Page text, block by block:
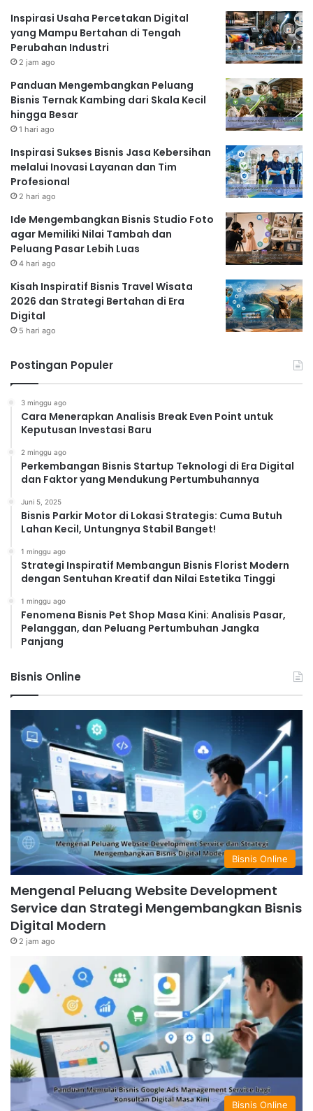
Inspirasi Usaha Percetakan Digital
yang Mampu Bertahan di Tengah
Perubahan Industri
2 jam ago
Panduan Mengembangkan Peluang
Bisnis Ternak Kambing dari Skala Kecil
hingga Besar
1 hari ago
Inspirasi Sukses Bisnis Jasa Kebersihan
melalui Inovasi Layanan dan Tim
Profesional
2 hari ago
Ide Mengembangkan Bisnis Studio Foto
agar Memiliki Nilai Tambah dan
Peluang Pasar Lebih Luas
4 hari ago
Kisah Inspiratif Bisnis Travel Wisata
2026 dan Strategi Bertahan di Era
Digital
5 hari ago
Postingan Populer
3 minggu ago
Cara Menerapkan Analisis Break Even Point untuk
Keputusan Investasi Baru
2 minggu ago
Perkembangan Bisnis Startup Teknologi di Era Digital
dan Faktor yang Mendukung Pertumbuhannya
Juni 5, 2025
Bisnis Parkir Motor di Lokasi Strategis: Cuma Butuh
Lahan Kecil, Untungnya Stabil Banget!
1 minggu ago
Strategi Inspiratif Membangun Bisnis Florist Modern
dengan Sentuhan Kreatif dan Nilai Estetika Tinggi
1 minggu ago
Fenomena Bisnis Pet Shop Masa Kini: Analisis Pasar,
Pelanggan, dan Peluang Pertumbuhan Jangka
Panjang
Bisnis Online
Bisnis Online
Mengenal Peluang Website Development
Service dan Strategi Mengembangkan Bisnis
Digital Modern
2 jam ago
Bisnis Online